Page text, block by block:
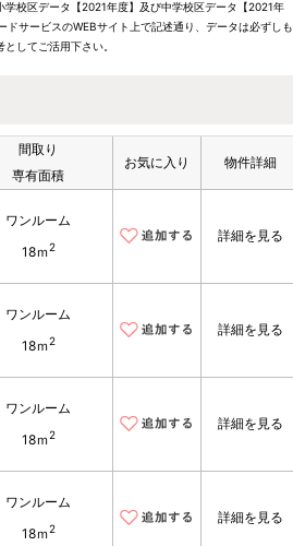
校区データ【2021年度】及び中学校区データ【2021年
サービスのWEBサイト上で記述通り、データは必ずしも
してご活用下さい。
間取り
専有面積
お気に入り 物件詳細
ワンルーム
18ｍ2
詳細を見る
ワンルーム
18ｍ2
詳細を見る
ワンルーム
18ｍ2
詳細を見る
ワンルーム
18ｍ2
詳細を見る